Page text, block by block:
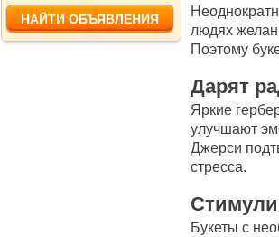
людях
Поэтому
Дарят
Яркие
улучшают
Джерси
стресса.
Букеты с